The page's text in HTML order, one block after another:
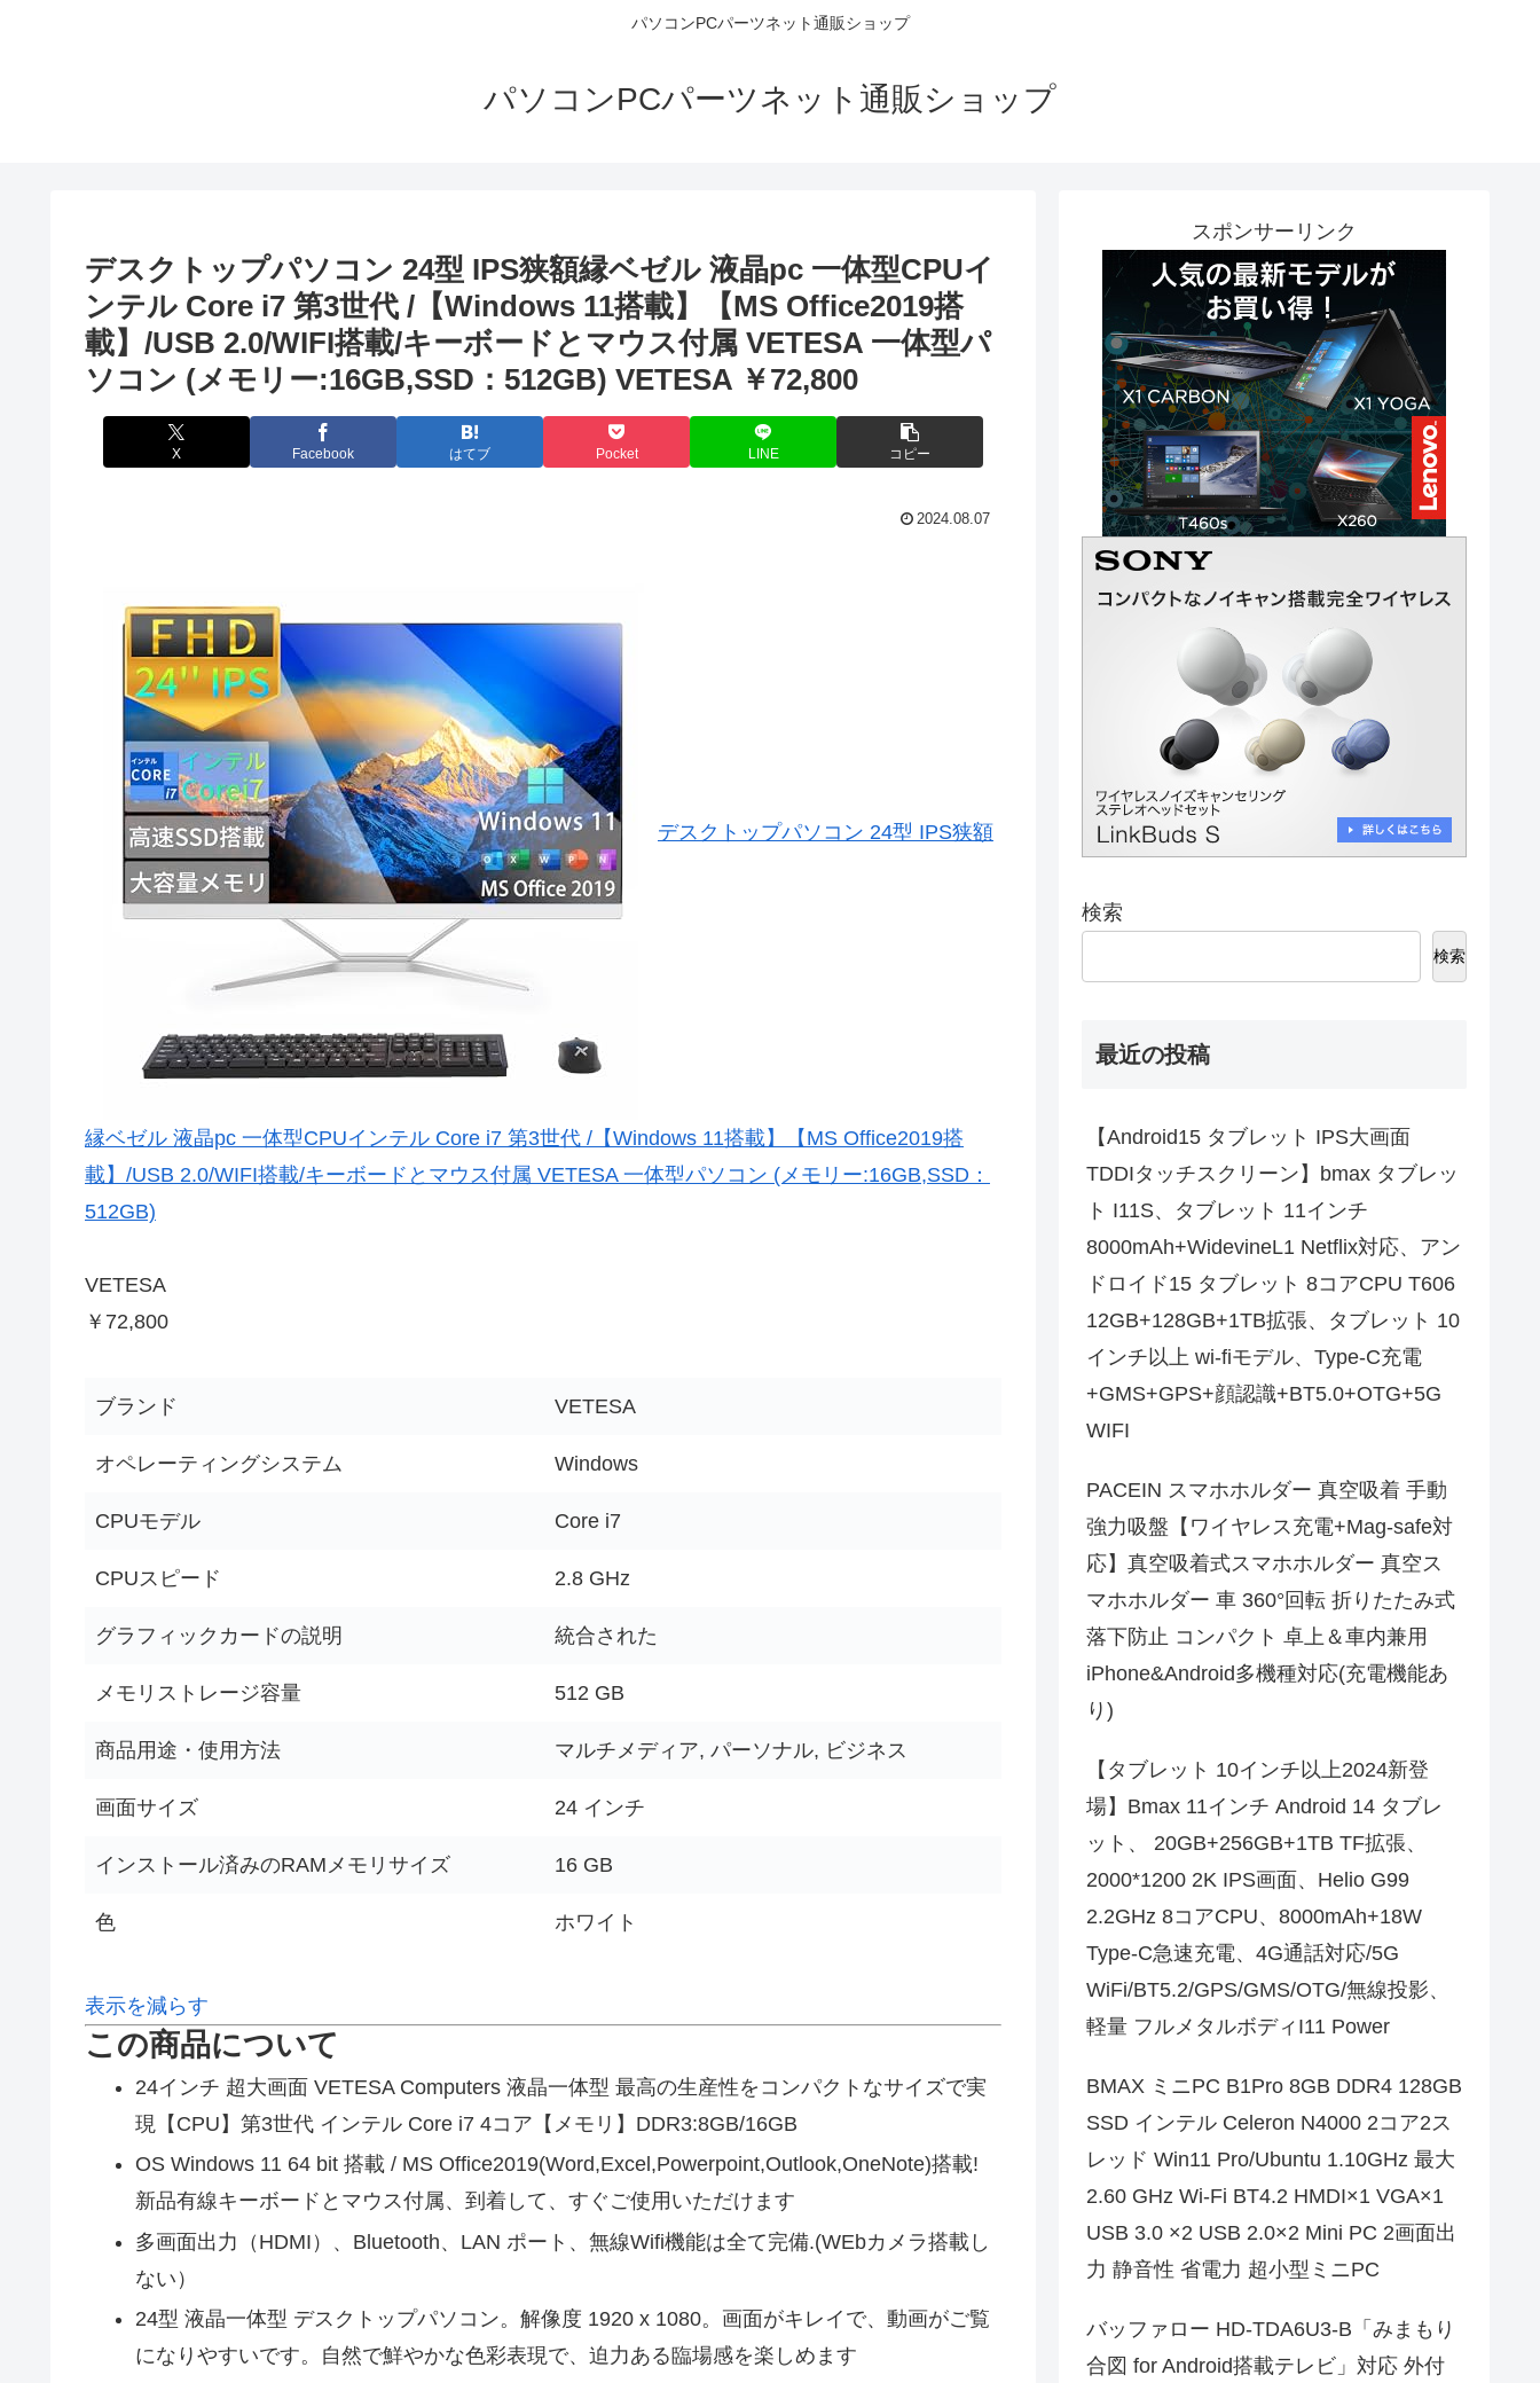
パソコンPCパーツネット通販ショップ
パソコンPCパーツネット通販ショップ
デスクトップパソコン 24型 IPS狭額縁ベゼル 液晶pc 一体型CPUイ
ンテル Core i7 第3世代 /【Windows 11搭載】【MS Office2019搭
載】/USB 2.0/WIFI搭載/キーボードとマウス付属 VETESA 一体型パ
ソコン (メモリー:16GB,SSD：512GB) VETESA ￥72,800
X Facebook はてブ Pocket LINE コピー
2024.08.07
デスクトップパソコン 24型 IPS狭額
縁ベゼル 液晶pc 一体型CPUインテル Core i7 第3世代 /【Windows 11搭載】【MS Office2019搭
載】/USB 2.0/WIFI搭載/キーボードとマウス付属 VETESA 一体型パソコン (メモリー:16GB,SSD：
512GB)
VETESA
￥72,800
ブランド VETESA
オペレーティングシステム Windows
CPUモデル Core i7
CPUスピード 2.8 GHz
グラフィックカードの説明 統合された
メモリストレージ容量 512 GB
商品用途・使用方法 マルチメディア, パーソナル, ビジネス
画面サイズ 24 インチ
インストール済みのRAMメモリサイズ 16 GB
色 ホワイト
表示を減らす
この商品について
24インチ 超大画面 VETESA Computers 液晶一体型 最高の生産性をコンパクトなサイズで実
現【CPU】第3世代 インテル Core i7 4コア【メモリ】DDR3:8GB/16GB
OS Windows 11 64 bit 搭載 / MS Office2019(Word,Excel,Powerpoint,Outlook,OneNote)搭載!
新品有線キーボードとマウス付属、到着して、すぐご使用いただけます
多画面出力（HDMI）、Bluetooth、LAN ポート、無線Wifi機能は全て完備.(WEbカメラ搭載し
ない）
24型 液晶一体型 デスクトップパソコン。解像度 ‎1920 x 1080。画面がキレイで、動画がご覧
になりやすいです。自然で鮮やかな色彩表現で、迫力ある臨場感を楽しめます
スポンサーリンク
検索
検索
最近の投稿
【Android15 タブレット IPS大画面
TDDIタッチスクリーン】bmax タブレッ
ト I11S、タブレット 11インチ
8000mAh+WidevineL1 Netflix対応、アン
ドロイド15 タブレット 8コアCPU T606
12GB+128GB+1TB拡張、タブレット 10
インチ以上 wi-fiモデル、Type-C充電
+GMS+GPS+顔認識+BT5.0+OTG+5G
WIFI
PACEIN スマホホルダー 真空吸着 手動
強力吸盤【ワイヤレス充電+Mag-safe対
応】真空吸着式スマホホルダー 真空ス
マホホルダー 車 360°回転 折りたたみ式
落下防止 コンパクト 卓上＆車内兼用
iPhone&Android多機種対応(充電機能あ
り)
【タブレット 10インチ以上2024新登
場】Bmax 11インチ Android 14 タブレ
ット、 20GB+256GB+1TB TF拡張、
2000*1200 2K IPS画面、Helio G99
2.2GHz 8コアCPU、8000mAh+18W
Type-C急速充電、4G通話対応/5G
WiFi/BT5.2/GPS/GMS/OTG/無線投影、
軽量 フルメタルボディI11 Power
BMAX ミニPC B1Pro 8GB DDR4 128GB
SSD インテル Celeron N4000 2コア2ス
レッド Win11 Pro/Ubuntu 1.10GHz 最大
2.60 GHz Wi-Fi BT4.2 HMDI×1 VGA×1
USB 3.0 ×2 USB 2.0×2 Mini PC 2画面出
力 静音性 省電力 超小型ミニPC
バッファロー HD-TDA6U3-B「みまもり
合図 for Android搭載テレビ」対応 外付